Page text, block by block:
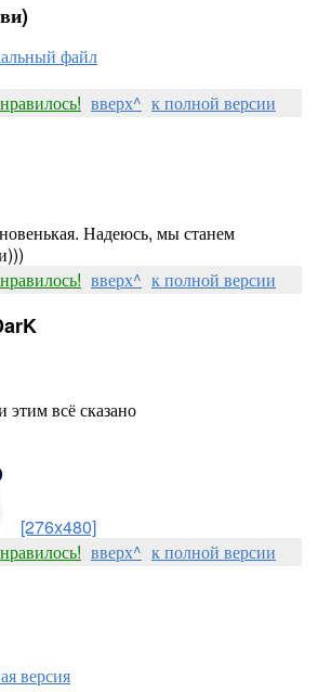
файл
вверх^ к полной версии
Надеюсь, мы станем
вверх^ к полной версии
этим всё сказано
[276x480]
вверх^ к полной версии
версия